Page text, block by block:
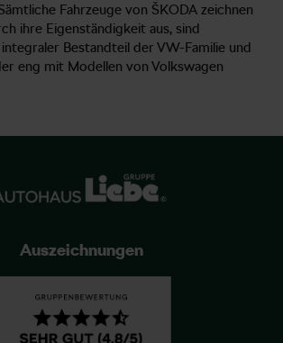
Fahrzeuge von ŠKODA zeichnen
ihre Eigenständigkeit aus, sind
Bestandteil der VW-Familie und
eng mit Modellen von Volkswagen
Auszeichnungen